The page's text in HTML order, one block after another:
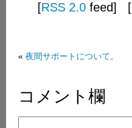
[RSS 2.0 feed] [
« 夜間サポートについて。
コメント欄